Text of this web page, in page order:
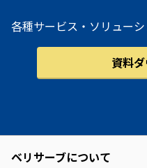
各種サービス・ソリュー
資料
ベリサーブについて